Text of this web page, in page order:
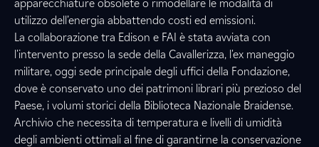
apparecchiature obsolete o rimodellare le modalità di
utilizzo dell’energia abbattendo costi ed emissioni.
La collaborazione tra Edison e FAI è stata avviata con
l'intervento presso la sede della Cavallerizza, l'ex maneggio
militare, oggi sede principale degli uffici della Fondazione,
dove è conservato uno dei patrimoni librari più prezioso del
Paese, i volumi storici della Biblioteca Nazionale Braidense.
Archivio che necessita di temperatura e livelli di umidità
degli ambienti ottimali al fine di garantirne la conservazione